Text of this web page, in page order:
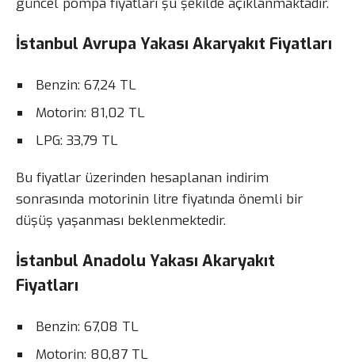
güncel pompa fiyatları şu şekilde açıklanmaktadır.
İstanbul Avrupa Yakası Akaryakıt Fiyatları
Benzin: 67,24 TL
Motorin: 81,02 TL
LPG: 33,79 TL
Bu fiyatlar üzerinden hesaplanan indirim
sonrasında motorinin litre fiyatında önemli bir
düşüş yaşanması beklenmektedir.
İstanbul Anadolu Yakası Akaryakıt
Fiyatları
Benzin: 67,08 TL
Motorin: 80,87 TL